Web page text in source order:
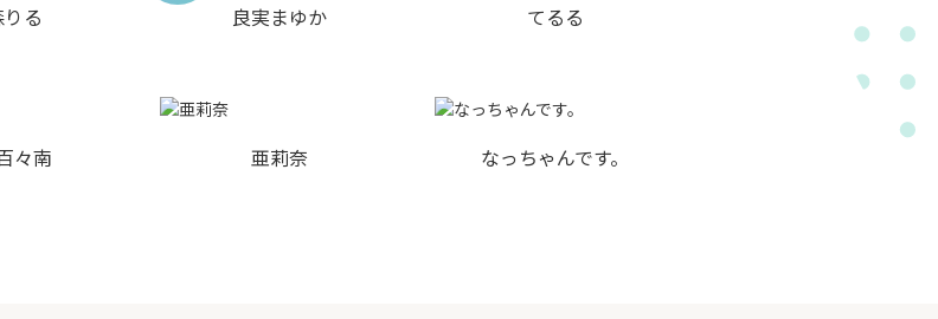
る 良実まゆか てるる
々南 亜莉奈 なっちゃんです。